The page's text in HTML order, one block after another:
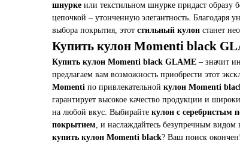
шнурке или текстильном шнурке придаст образу
цепочкой – утонченную элегантность. Благодаря
выбора покрытия, этот стильный кулон станет
Купить кулон Momenti black
Купить кулон Momenti black GLAME – значит
предлагаем вам возможность приобрести этот
Momenti по привлекательной кулон Momenti
гарантирует высокое качество продукции и
на любой вкус. Выбирайте кулон с серебристым
покрытием, и наслаждайтесь безупречным
купить кулон Momenti black? Ваш поиск